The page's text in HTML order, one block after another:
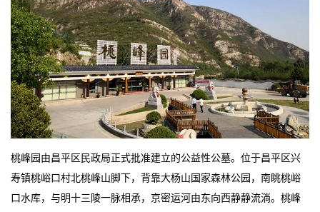
桃峰园由昌平区民政局正式批准建立的公益性公墓。位于昌平区兴
寿镇桃峪口村北桃峰山脚下，背靠大杨山国家森林公园，南眺桃峪
口水库，与明十三陵一脉相承，京密运河由东向西静静流淌。桃峰